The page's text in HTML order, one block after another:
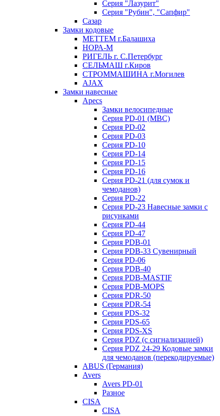
Серия "Лазурит"
Серия "Рубин", "Сапфир"
Сазар
Замки кодовые
МЕТТЕМ г.Балашиха
НОРА-М
РИГЕЛЬ г. С.Петербург
СЕЛЬМАШ г.Киров
СТРОММАШИНА г.Могилев
AJAX
Замки навесные
Apecs
Замки велосипедные
Серия PD-01 (МВС)
Серия PD-02
Серия PD-03
Серия PD-10
Серия PD-14
Серия PD-15
Серия PD-16
Серия PD-21 (для сумок и
чемоданов)
Серия PD-22
Серия PD-23 Навесные замки с
рисунками
Серия PD-44
Серия PD-47
Серия PDB-01
Серия PDB-33 Сувенирный
Серия PD-06
Серия PDB-40
Серия PDB-MASTIF
Серия PDB-MOPS
Серия PDR-50
Серия PDR-54
Серия PDS-32
Серия PDS-65
Серия PDS-XS
Серия PDZ (с сигнализацией)
Серия PDZ 24-29 Кодовые замки
для чемоданов (перекодируемые)
ABUS (Германия)
Avers
Avers PD-01
Разное
CISA
CISA